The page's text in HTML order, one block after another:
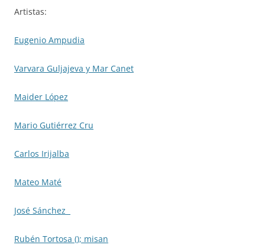
Artistas:
Eugenio Ampudia
Varvara Guljajeva y Mar Canet
Maider López
Mario Gutiérrez Cru
Carlos Irijalba
Mateo Maté
José Sánchez
Rubén Tortosa (); misan